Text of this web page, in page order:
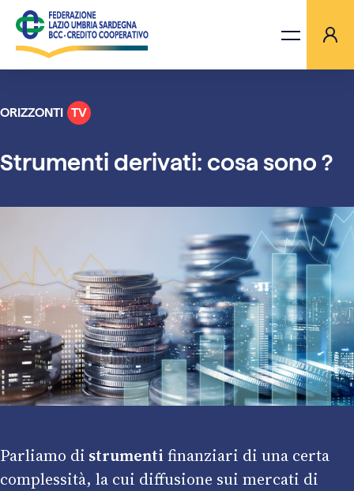
LA FEDERAZIONE
BANCHE
AGGIORNAMENTI
ORIZZONTI TV
ORIZZONTI TV
Strumenti derivati: cosa sono ?
Parliamo di strumentifinanziari di una certa
complessità, la cui diffusione sui mercati di